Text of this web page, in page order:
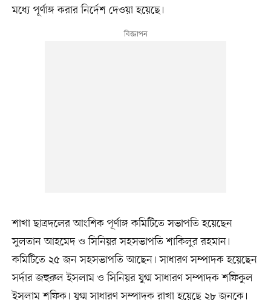
মধ্যে পূর্ণাঙ্গ করার নির্দেশ দেওয়া হয়েছে।
শাখা ছাত্রদলের আংশিক পূর্ণাঙ্গ কমিটিতে সভাপতি হয়েছেন
সুলতান আহমেদ ও সিনিয়র সহসভাপতি শাকিলুর রহমান।
কমিটিতে ২৫ জন সহসভাপতি আছেন। সাধারণ সম্পাদক হয়েছেন
সর্দার জহুরুল ইসলাম ও সিনিয়র যুগ্ম সাধারণ সম্পাদক শফিকুল
ইসলাম শফিক। যুগ্ম সাধারণ সম্পাদক রাখা হয়েছে ২৮ জনকে।